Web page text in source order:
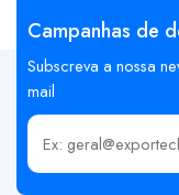
Campanhas de
Subscreva a nossa
mail
Insira o seu email